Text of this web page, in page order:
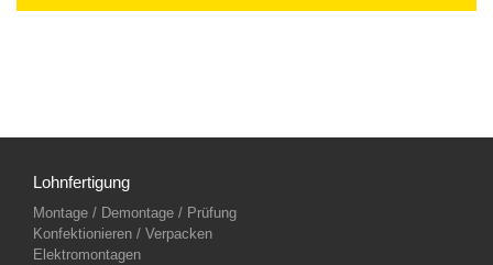
Lohnfertigung
Montage / Demontage / Prüfung
Konfektionieren / Verpacken
Elektromontagen